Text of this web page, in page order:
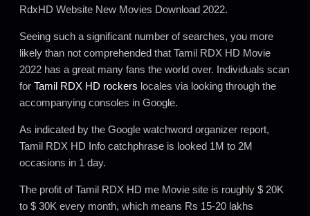
RdxHD Website New Movies Download 2022.
Seeing such a significant number of searches, you more
likely than not comprehended that Tamil RDX HD Movie
2022 has a great many fans the world over. Individuals scan
for Tamil RDX HD rockers locales via looking through the
accompanying consoles in Google.
As indicated by the Google watchword organizer report,
Tamil RDX HD Info catchphrase is looked 1M to 2M
occasions in 1 day.
The profit of Tamil RDX HD me Movie site is roughly $ 20K
to $ 30K every month, which means Rs 15-20 lakhs